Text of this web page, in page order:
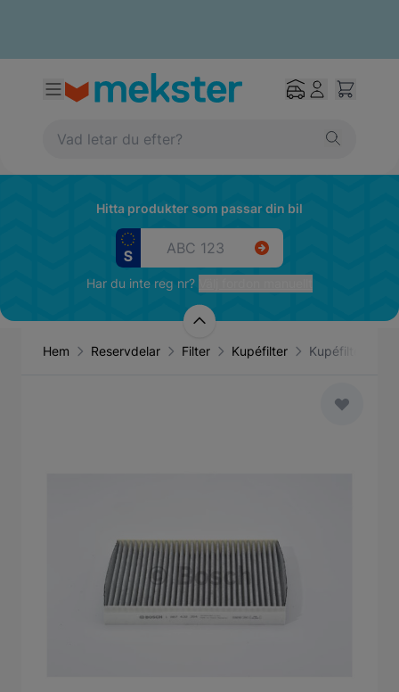
Hitta produkter som passar din bil
Har du inte reg nr?
Hem Reservdelar Filter Kupéfilter Kupéfilter